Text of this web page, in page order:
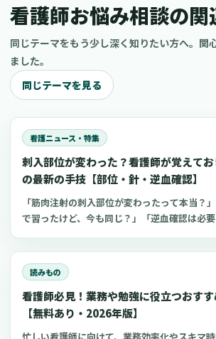
看護師お悩み相談の関
同じテーマをもう少し深く知りたい方へ。関
ました。
同じテーマを見る
看護ニュース・特集
刺入部位が変わった？看護師が覚えて
の最新の手技【部位・針・逆血確認】
「筋肉注射の刺入部位が変わったって本当？
で習ったけど、今も同じ？」「逆血確認は必
び方、針のゲージと長さ、皮下注射との違い
を避けるポイント、ワクチン接種時の手順まで
します。
読みもの
看護師必見！業務や勉強に役立つおす
【無料あり・2026年版】